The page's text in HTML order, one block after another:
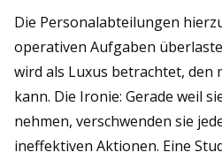
Die Personalabteilungen
operativen Aufgaben
wird als Luxus betrachtet, den
kann. Die Ironie: Gerade weil
nehmen, verschwenden sie
ineffektiven Aktionen. Eine